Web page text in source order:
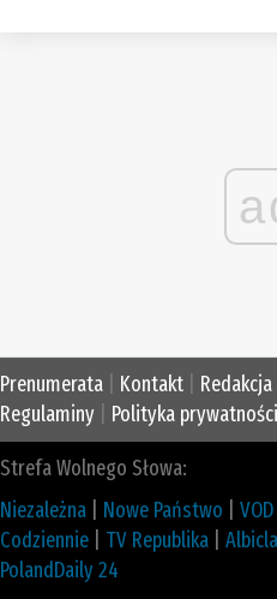
Prenumerata Kontakt Redakcja
Regulaminy
Polityka prywatności
Strefa Wolnego Słowa:
Niezależna
Nowe Państwo VOD
Codziennie
TV Republika Albicla
PolandDaily 24